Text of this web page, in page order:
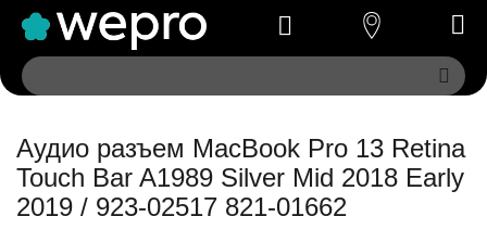
Аудио разъем MacBook Pro 13 Retina
Touch Bar A1989 Silver Mid 2018 Early
2019 / 923-02517 821-01662